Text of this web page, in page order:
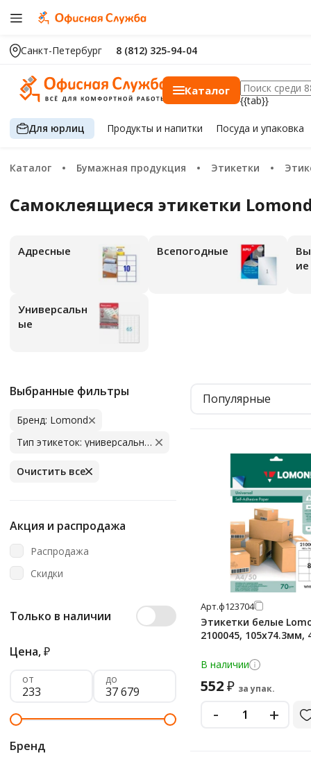
Санкт-Петербург 8 (812) 325-94-04
Каталог
{{tab}}
Для юрлиц Продуктыи напитки Посуда и упаковка
Каталог Бумажная продукция Этикетки
Самоклеящиеся этикетки
адресные всепогодные
высокостойк
ие
универсальн
ые
Выбранные фильтры
Бренд: Lomond
Тип этикеток: универсальные
Очистить все
Акция и распродажа
Распродажа
Скидки
Только в наличии
Цена,₽
от до
Бренд
Популярные
Арт.ф123704
Этикетки белые
2100045, 105х74.3мм,
В наличии
552₽ за упак.
- +